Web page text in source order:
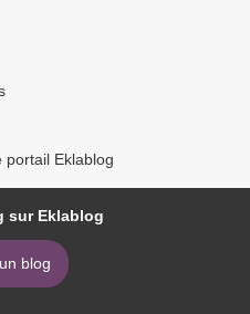
portail Eklablog
sur Eklablog
blog